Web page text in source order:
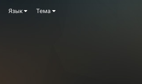
Язык Тема